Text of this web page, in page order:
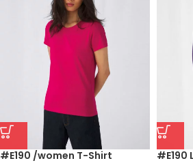
#E190 /women T-Shirt #E190